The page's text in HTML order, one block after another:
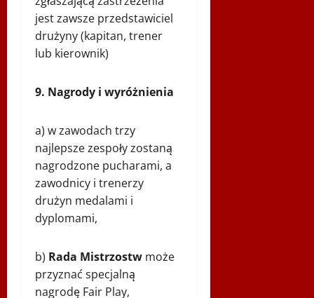
jest zawsze przedstawiciel
drużyny (kapitan, trener
lub kierownik)
9. Nagrody i wyróżnienia
a) w zawodach trzy
najlepsze zespoły zostaną
nagrodzone pucharami, a
zawodnicy i trenerzy
drużyn medalami i
dyplomami,
b) Rada Mistrzostw może
przyznać specjalną
nagrodę Fair Play,